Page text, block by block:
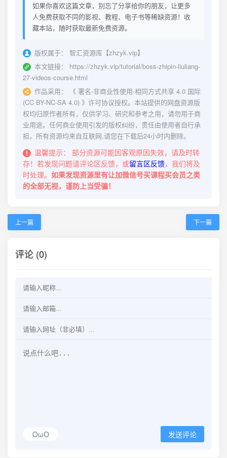
如果你喜欢这篇文章，别忘了分享给你的朋友，让更多
人免费获取不同的影视、教程、电子书等稀缺资源！收
藏本站，随时获取最新免费资源。
版权属于：
智汇资源库【zhzyk.vip】
本文链接：
https://zhzyk.vip/tutorial/boss-zhipin-liuliang-
27-videos-course.html
作品采用：
《 署名-非商业性使用-相同方式共享 4.0 国际
(CC BY-NC-SA 4.0) 》许可协议授权。本站提供的网盘资源版
权均归原作者所有，仅供学习、研究和参考之用，请勿用于商
业用途。任何商业使用引发的版权纠纷，责任由使用者自行承
担。所有资源均来自互联网,请您在下载后24小时内删除。
温馨提示：
部分资源可能因客观原因失效，请及时转
存！若发现问题请评论区反馈，或留言区反馈，我们将及
时处理。 如果发现资源里有让加微信号买课程买会员之类
的全部无视，谨防上当受骗！
上一篇 下一篇
评论 (0)
OωO 发送评论